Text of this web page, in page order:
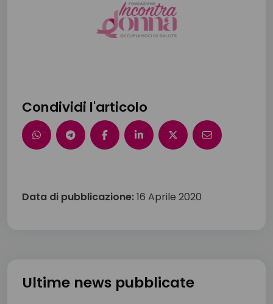
Condividi l'articolo
Data di pubblicazione:16 Aprile 2020
Ultime news pubblicate